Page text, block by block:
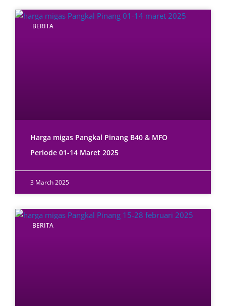
BERITA
Harga migas Pangkal Pinang B40 & MFO
Periode 01-14 Maret 2025
3 March 2025
BERITA